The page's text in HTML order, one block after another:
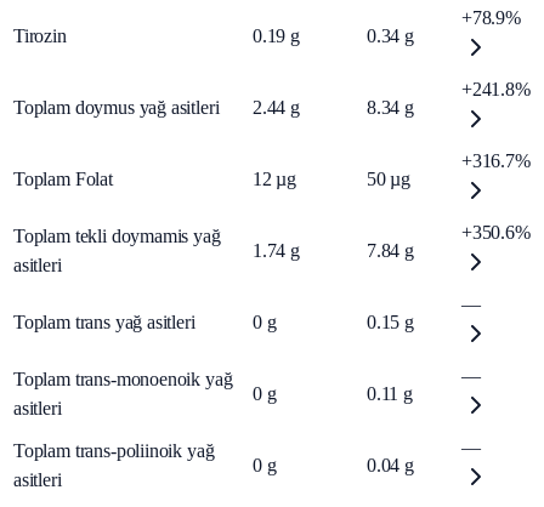
Tirozin 0.19 g 0.34 g
+78.9%
Toplam doymus yağ asitleri 2.44 g 8.34 g
+241.8%
Toplam Folat 12 µg 50 µg
+316.7%
Toplam tekli doymamis yağ
asitleri
1.74 g 7.84 g
+350.6%
Toplam trans yağ asitleri 0 g 0.15 g
—
Toplam trans-monoenoik yağ
asitleri
0 g 0.11 g
—
Toplam trans-poliinoik yağ
asitleri
0 g 0.04 g
—